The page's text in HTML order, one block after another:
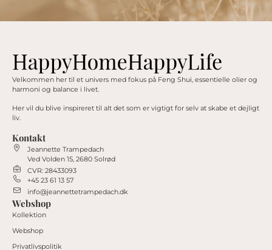
Velkommen her til et univers med fokus på Feng Shui, essentielle olier og
harmoni og balance i livet.
Her vil du blive inspireret til alt det som er vigtigt for selv at skabe et dejligt
liv.
Kontakt
Jeannette Trampedach
Ved Volden 15, 2680 Solrød
CVR: 28433093
+45 23 61 13 57
info@jeannettetrampedach.dk
Webshop
Kollektion
Webshop
Privatlivspolitik